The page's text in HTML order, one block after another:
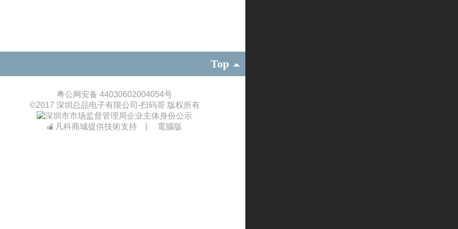
Top
粤公网安备 44030602004054号
©2017 深圳总品电子有限公司-扫码哥 版权所有
凡科商城提供技術支持 電腦版